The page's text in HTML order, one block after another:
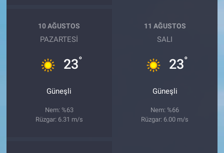
10 AĞUSTOS
PAZARTESI
23°
Güneşli
Nem: %63
Rüzgar: 6.31 m/s
11 AĞUSTOS
SALI
23°
Güneşli
Nem: %66
Rüzgar: 6.00 m/s